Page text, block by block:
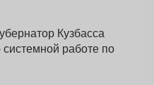
Кузбасса
работе по